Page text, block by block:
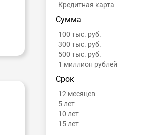
Кредитная карта
Сумма
100 тыс. руб.
300 тыс. руб.
500 тыс. руб.
1 миллион рублей
Срок
12 месяцев
5 лет
10 лет
15 лет